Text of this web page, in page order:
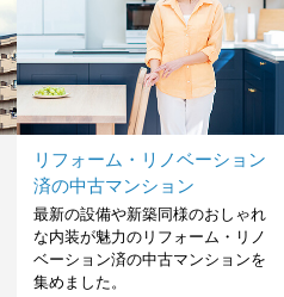
リフォーム・リノベーション
済の中古マンション
最新の設備や新築同様のおしゃれ
な内装が魅力のリフォーム・リノ
ベーション済の中古マンションを
集めました。